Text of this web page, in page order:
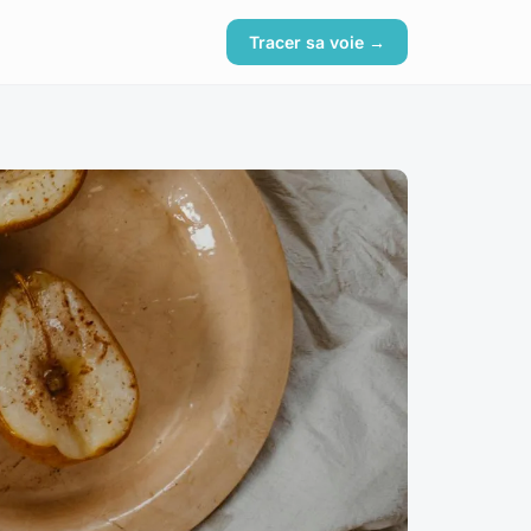
Tracer sa voie →